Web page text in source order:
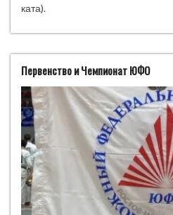
ката).
Первенство и Чемпионат ЮФО